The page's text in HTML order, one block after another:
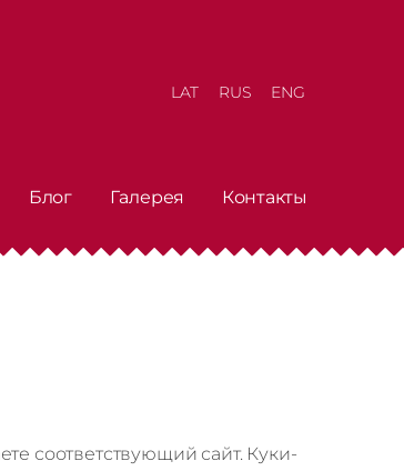
Блог Галерея Контакты
LAT RUS ENG
соответствующий сайт. Куки-